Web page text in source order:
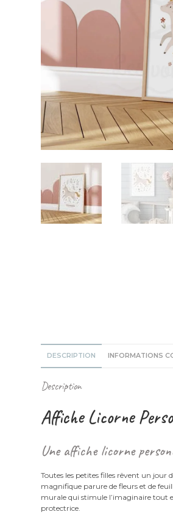
DESCRIPTION INFORMATIONS
Description
Affiche Licorne
Une affiche licorne
Toutes les petites filles rêvent un jour
magnifique parure de fleurs et de
murale qui stimule l’imaginaire tout
protectrice.